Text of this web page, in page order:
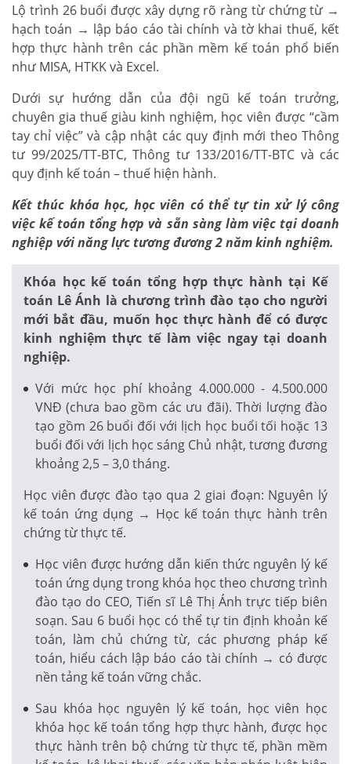
Lộ trình 26 buổi được xây dựng rõ ràng từ chứng từ →
hạch toán → lập báo cáo tài chính và tờ khai thuế, kết
hợp thực hành trên các phần mềm kế toán phổ biến
như MISA, HTKK và Excel.
Dưới sự hướng dẫn của đội ngũ kế toán trưởng,
chuyên gia thuế giàu kinh nghiệm, học viên được “cầm
tay chỉ việc” và cập nhật các quy định mới theo Thông
tư 99/2025/TT-BTC, Thông tư 133/2016/TT-BTC và các
quy định kế toán – thuế hiện hành.
Kết thúc khóa học, học viên có thể tự tin xử lý công
việc kế toán tổng hợp và sẵn sàng làm việc tại doanh
nghiệp với năng lực tương đương 2 năm kinh nghiệm.
Khóa học kế toán tổng hợp thực hành tại Kế
toán Lê Ánh là chương trình đào tạo cho người
mới bắt đầu, muốn học thực hành để có được
kinh nghiệm thực tế làm việc ngay tại doanh
nghiệp.
Với mức học phí khoảng 4.000.000 - 4.500.000
VNĐ (chưa bao gồm các ưu đãi). Thời lượng đào
tạo gồm 26 buổi đối với lịch học buổi tối hoặc 13
buổi đối với lịch học sáng Chủ nhật, tương đương
khoảng 2,5 – 3,0 tháng.
Học viên được đào tạo qua 2 giai đoạn: Nguyên lý
kế toán ứng dụng → Học kế toán thực hành trên
chứng từ thực tế.
Học viên được hướng dẫn kiến thức nguyên lý kế
toán ứng dụng trong khóa học theo chương trình
đào tạo do CEO, Tiến sĩ Lê Thị Ánh trực tiếp biên
soạn. Sau 6 buổi học có thể tự tin định khoản kế
toán, làm chủ chứng từ, các phương pháp kế
toán, hiểu cách lập báo cáo tài chính → có được
nền tảng kế toán vững chắc.
Sau khóa học nguyên lý kế toán, học viên học
khóa học kế toán tổng hợp thực hành, được học
thực hành trên bộ chứng từ thực tế, phần mềm